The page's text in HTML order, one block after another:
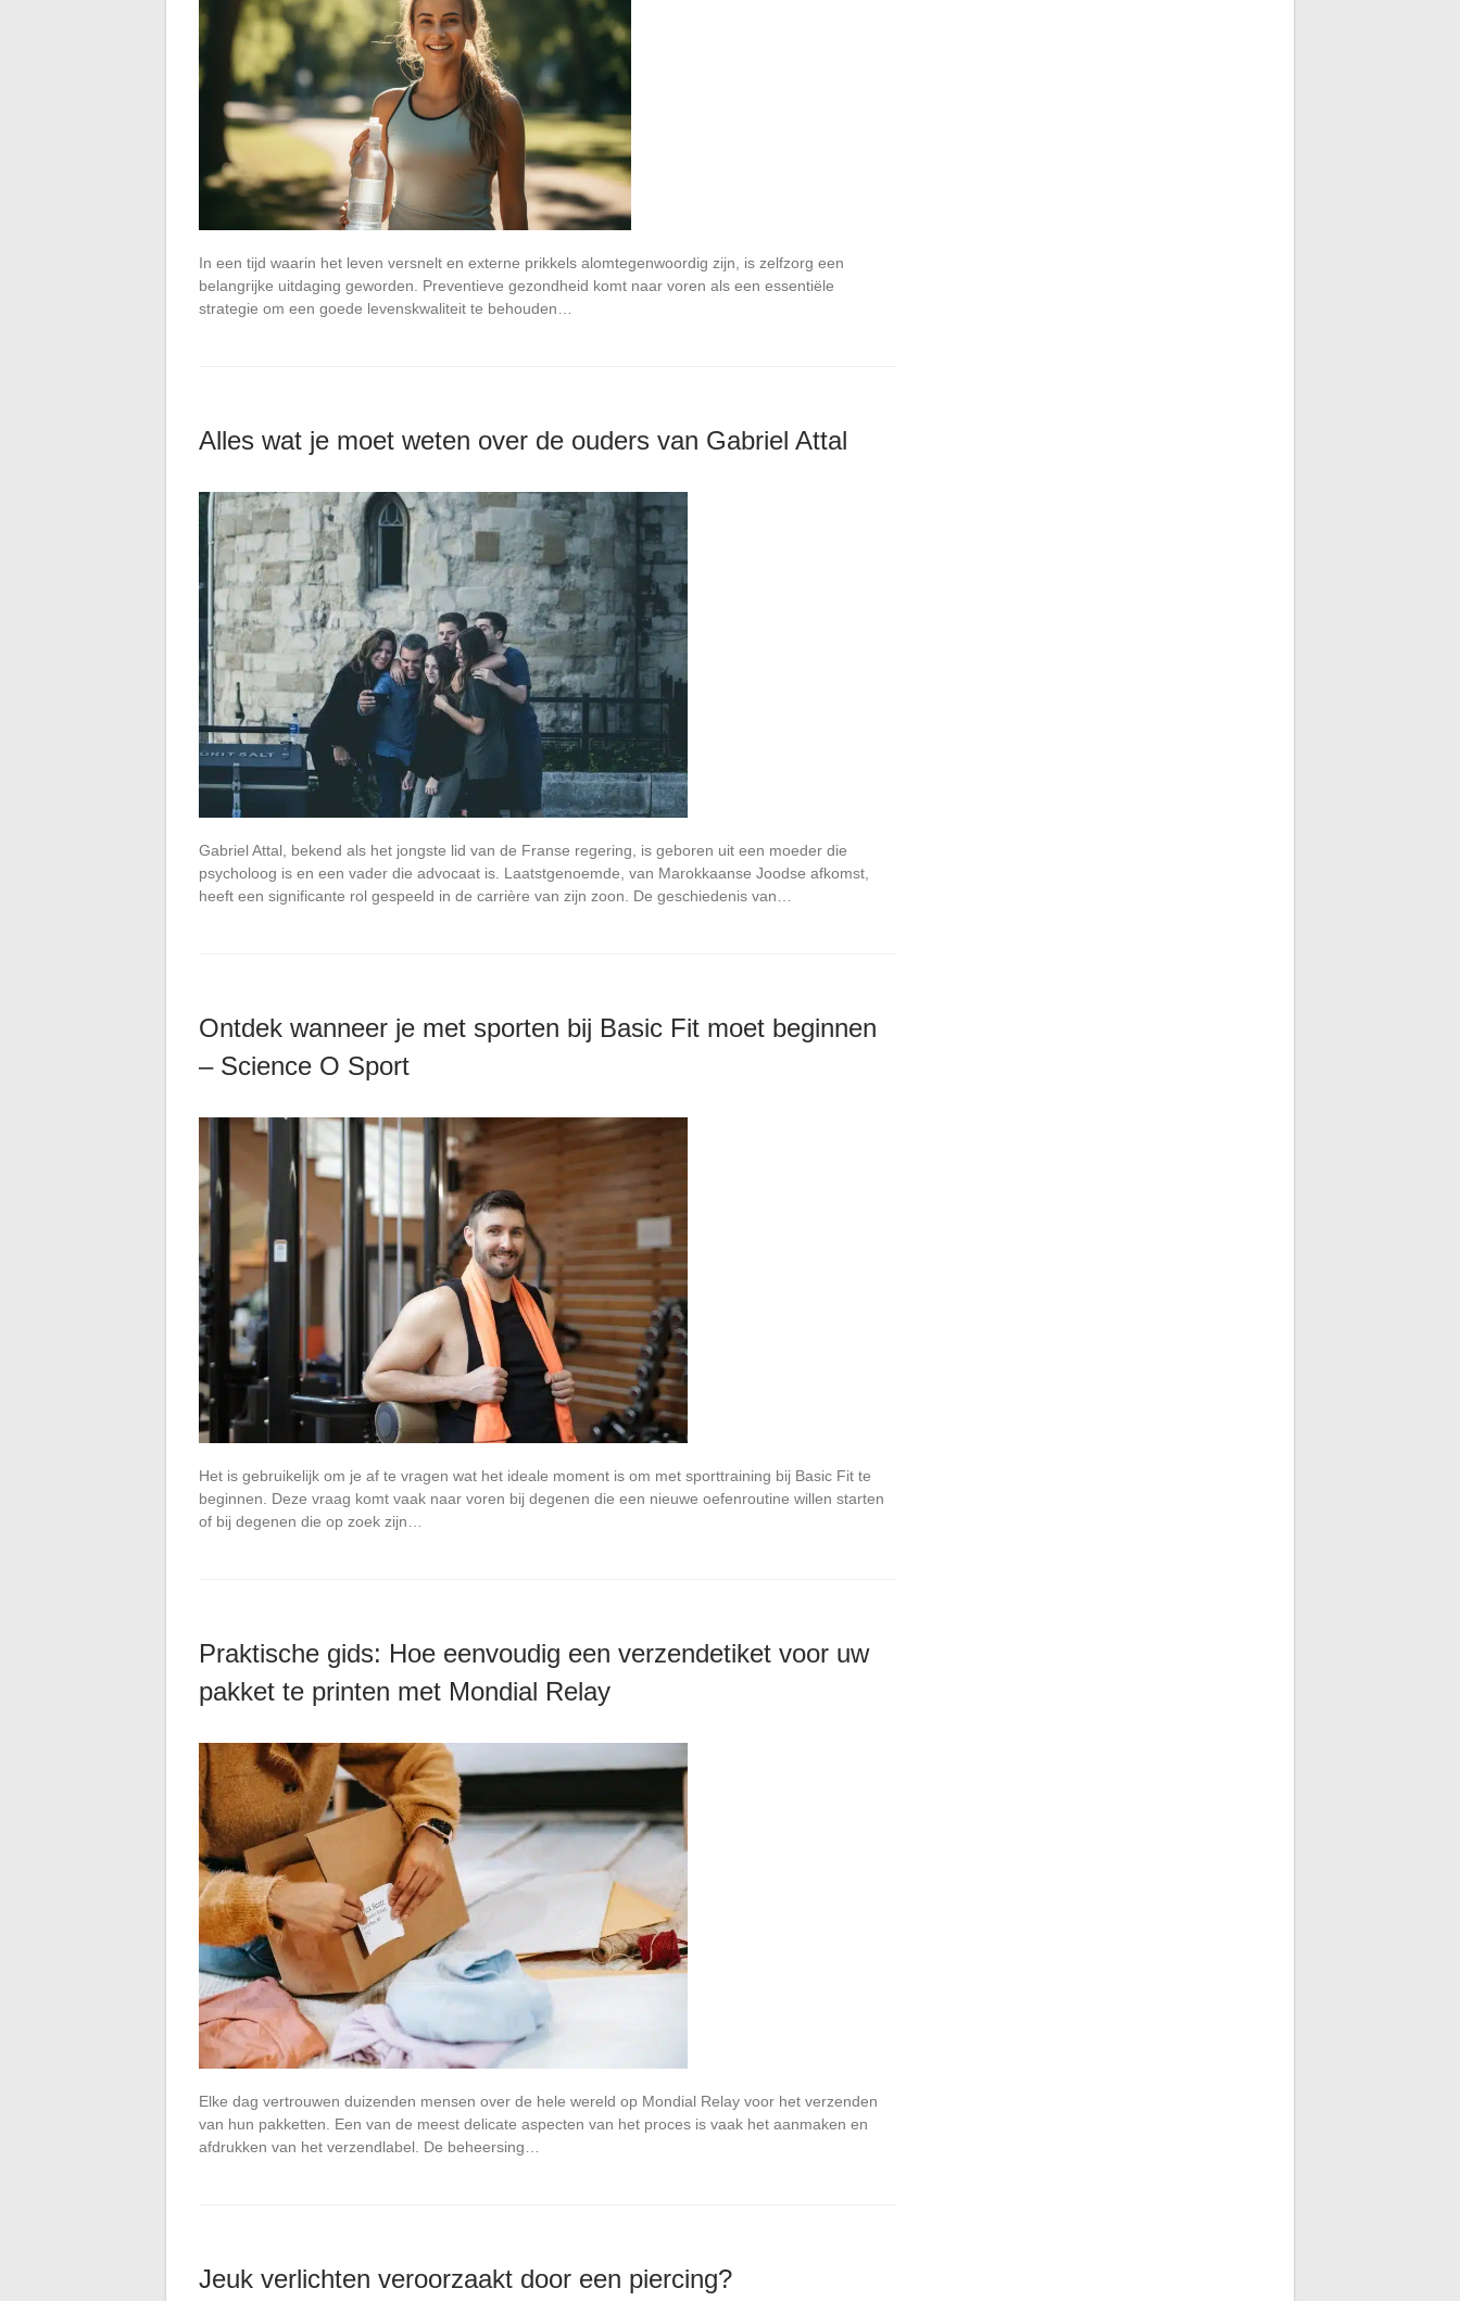
In een tijd waarin het leven versnelt en externe prikkels alomtegenwoordig zijn, is zelfzorg een
belangrijke uitdaging geworden. Preventieve gezondheid komt naar voren als een essentiële
strategie om een goede levenskwaliteit te behouden…
Alles wat je moet weten over de ouders van Gabriel Attal
Gabriel Attal, bekend als het jongste lid van de Franse regering, is geboren uit een moeder die
psycholoog is en een vader die advocaat is. Laatstgenoemde, van Marokkaanse Joodse afkomst,
heeft een significante rol gespeeld in de carrière van zijn zoon. De geschiedenis van…
Ontdek wanneer je met sporten bij Basic Fit moet beginnen
– Science O Sport
Het is gebruikelijk om je af te vragen wat het ideale moment is om met sporttraining bij Basic Fit te
beginnen. Deze vraag komt vaak naar voren bij degenen die een nieuwe oefenroutine willen starten
of bij degenen die op zoek zijn…
Praktische gids: Hoe eenvoudig een verzendetiket voor uw
pakket te printen met Mondial Relay
Elke dag vertrouwen duizenden mensen over de hele wereld op Mondial Relay voor het verzenden
van hun pakketten. Een van de meest delicate aspecten van het proces is vaak het aanmaken en
afdrukken van het verzendlabel. De beheersing…
Jeuk verlichten veroorzaakt door een piercing?